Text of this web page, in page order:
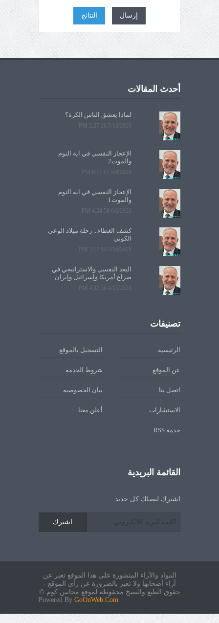
إرسال النتائج
أحدث المقالات
لماذا يعشق الناس الكرة؟
7/13/2026 2:27:26 PM
الإعجاز النفسي في آية النوم
والموت2
6/8/2026 6:11:07 PM
الإعجاز النفسي في آية النوم
والموت1
6/6/2026 4:24:58 PM
كشف الغطاء... رحلة ميلاد الوعي
الكوني
5/10/2026 3:17:54 PM
البعد النفسي والاستراتيجي في
صراع أمريكا وإسرائيل وإيران
4/15/2026 4:32:56 PM
تصنيفات
الرئيسية التسجيل بالموقع
عن الموقع شروط الخدمة
اتصل بنا بيان الخصوصية
الاستشارات أعلن معنا
خدمة RSS
القائمة البريدية
اشترك ليصلك كل جديد.
اشترك
المواد والآراء المنشورة على هذا الموقع تعبر عن
آراء أصحابها ولا تعبر بالضرورة عن رأي الموقع -
حقوق الطبع والنسخ محفوظة لموقع مجانين.كوم ©
Powered By GoOnWeb.Com